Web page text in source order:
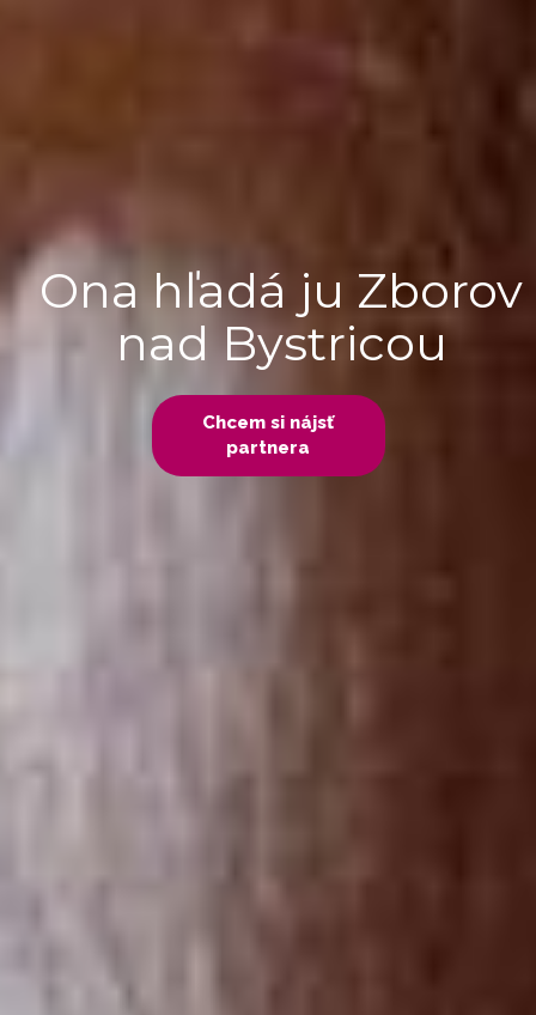
Chcem si nájsť
partnera
Ona hľadá ju Zborov
nad Bystricou